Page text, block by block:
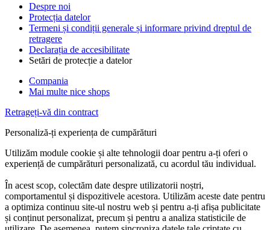
Despre noi
Protecția datelor
Termeni și condiții generale și informare privind dreptul de
retragere
Declarația de accesibilitate
Setări de protecție a datelor
Compania
Mai multe nice shops
Retrageți-vă din contract
Personaliză-ți experiența de cumpărături
Utilizăm module cookie și alte tehnologii doar pentru a-ți oferi o
experiență de cumpărături personalizată, cu acordul tău individual.
În acest scop, colectăm date despre utilizatorii noștri,
comportamentul și dispozitivele acestora. Utilizăm aceste date pentru
a optimiza continuu site-ul nostru web și pentru a-ți afișa publicitate
și conținut personalizat, precum și pentru a analiza statisticile de